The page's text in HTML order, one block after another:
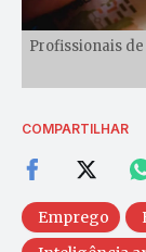
Profissionais
COMPARTILHAR
Emprego